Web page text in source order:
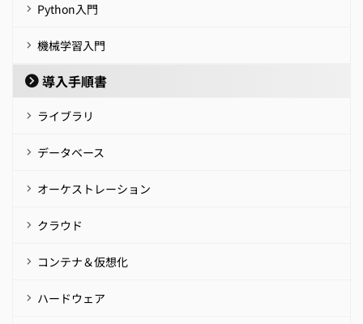
Python入門
機械学習入門
導入手順書
ライブラリ
データベース
オーケストレーション
クラウド
コンテナ＆仮想化
ハードウェア